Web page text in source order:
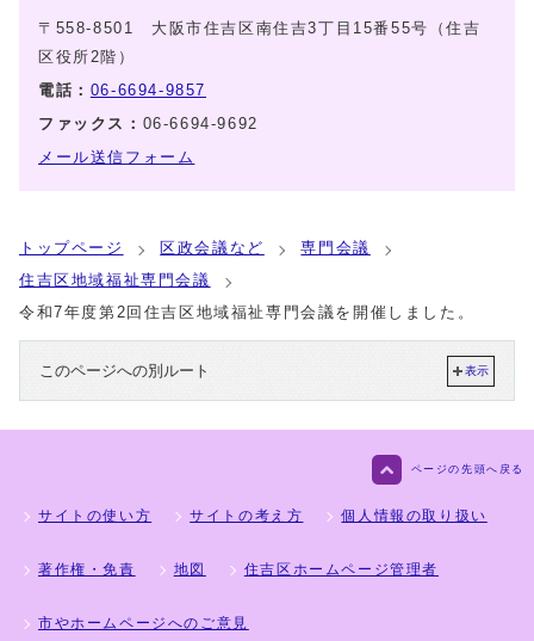
〒558-8501 大阪市住吉区南住吉3丁目15番55号（住吉
区役所2階）
電話： 06-6694-9857
ファックス： 06-6694-9692
メール送信フォーム
トップページ 区政会議など
専門会議
住吉区地域福祉専門会議
令和7年度第2回住吉区地域福祉専門会議を開催しました。
このページへの別ルート 表示
ページの先頭へ戻る
サイトの使い方 サイトの考え方 個人情報の取り扱い
著作権・免責 地図 住吉区ホームページ管理者
市やホームページへのご意見